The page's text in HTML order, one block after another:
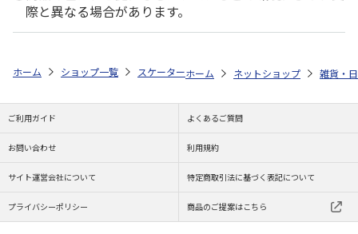
際と異なる場合があります。
ホーム ショップ一覧 スケーター 抗菌 食洗機対応 スライド式トリオ
ホーム ネットショップ 雑貨・
ご利用ガイド よくあるご質問
お問い合わせ 利用規約
サイト運営会社について 特定商取引法に基づく表記について
プライバシーポリシー 商品のご提案はこちら